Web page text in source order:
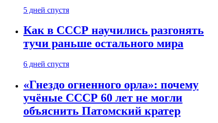
5 дней спустя
Как в СССР научились разгонять
тучи раньше остального мира
6 дней спустя
«Гнездо огненного орла»: почему
учёные СССР 60 лет не могли
объяснить Патомский кратер